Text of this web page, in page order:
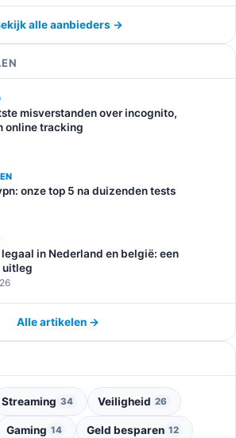
alle aanbieders →
misverstanden over incognito,
online tracking
onze top 5 na duizenden tests
legaal in Nederland en belgië: een
Alle artikelen →
Streaming 34 Veiligheid 26
Gaming 14 Geld besparen 12